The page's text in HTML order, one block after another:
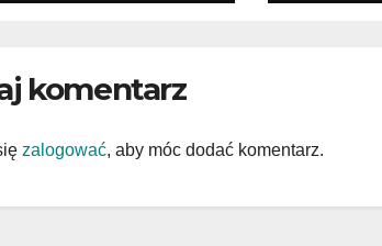
komentarz
zalogować, aby móc dodać komentarz.